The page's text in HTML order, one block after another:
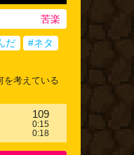
苦楽
だ
#ネタ
考えている
109
0:15
0:18